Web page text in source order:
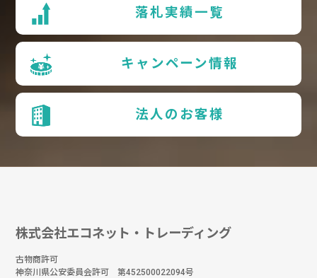
落札実績一覧
キャンペーン情報
法人のお客様
株式会社エコネット・トレーディング
古物商許可
神奈川県公安委員会許可 第452500022094号